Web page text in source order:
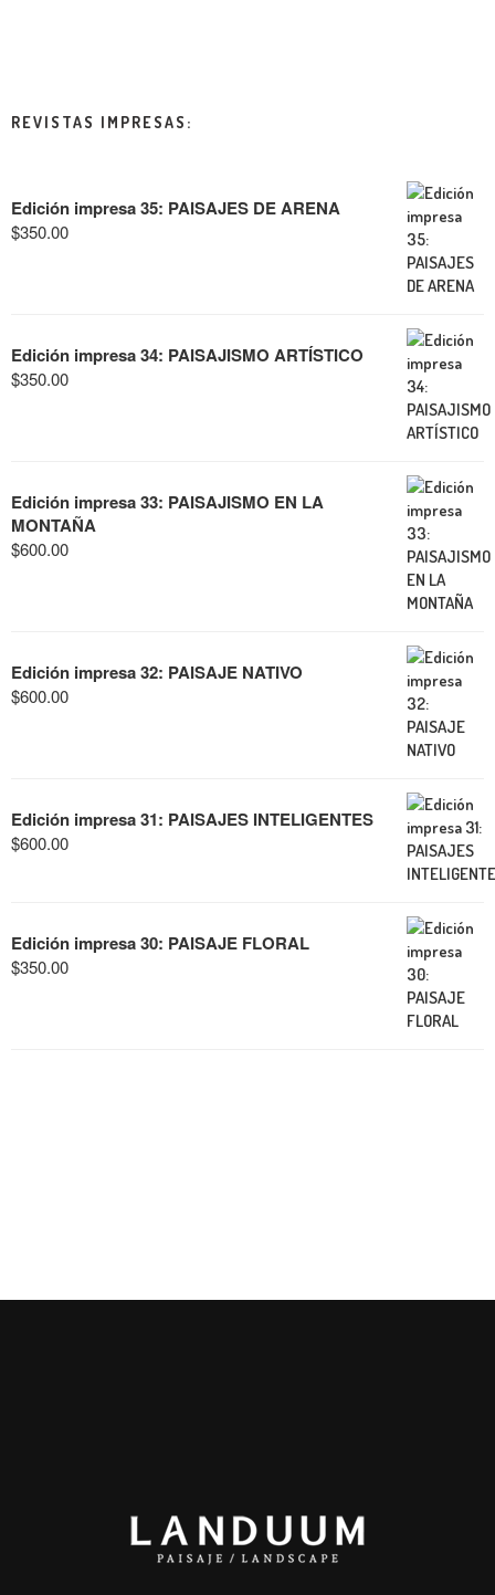
REVISTAS IMPRESAS:
Edición impresa 35: PAISAJES DE ARENA
$350.00
Edición impresa 34: PAISAJISMO ARTÍSTICO
$350.00
Edición impresa 33: PAISAJISMO EN LA
MONTAÑA
$600.00
Edición impresa 32: PAISAJE NATIVO
$600.00
Edición impresa 31: PAISAJES INTELIGENTES
$600.00
Edición impresa 30: PAISAJE FLORAL
$350.00